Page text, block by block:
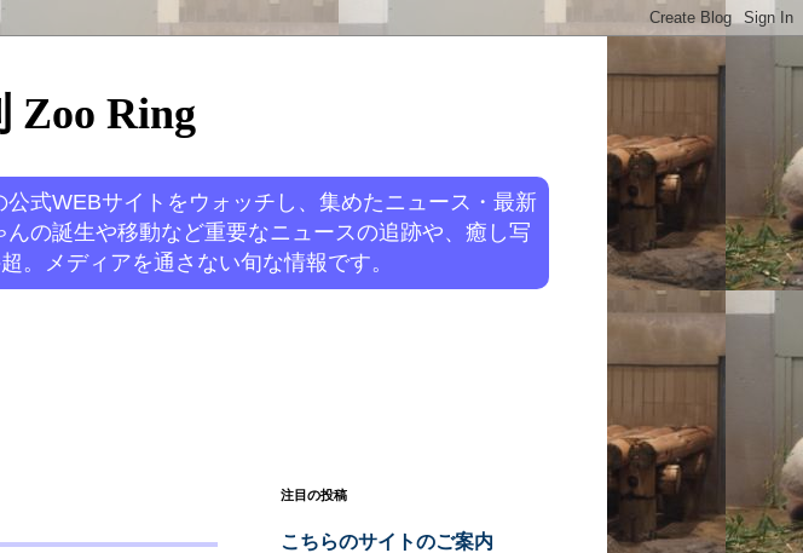
Zoo Ring
式WEBサイトをウォッチし、集めたニュース・最新
の誕生や移動など重要なニュースの追跡や、癒し写
。メディアを通さない旬な情報です。
注目の投稿
こちらのサイトのご案内